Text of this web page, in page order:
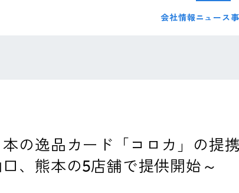
会社情報ニュース
の逸品カード「コロカ」の提
、熊本の5店舗で提供開始～